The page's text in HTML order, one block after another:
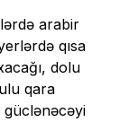
arabir
qısa
dolu
qara
güclənəcəyi